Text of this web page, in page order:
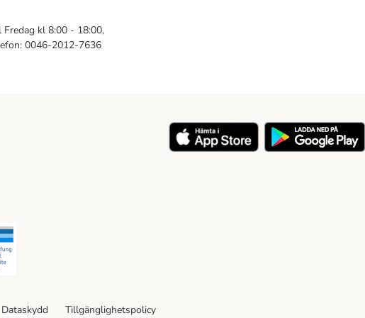
kl 8:00 - 18:00,
0046-2012-7636
Dataskydd Tillgänglighetspolicy